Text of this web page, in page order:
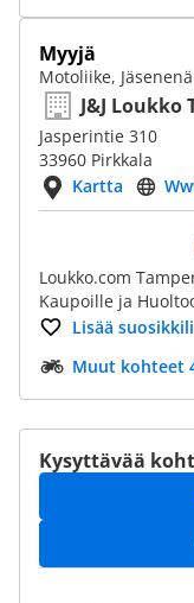
Myyjä
Motoliike,
J&J Loukko
Jasperintie 310
33960 Pirkkala
Kartta
Loukko.com
Kaupoille ja
Lisää
Muut kohteet
Kysyttävää